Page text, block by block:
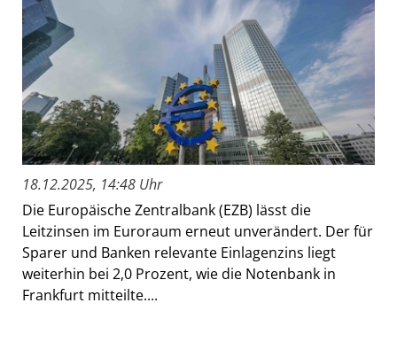
18.12.2025, 14:48 Uhr
Die Europäische Zentralbank (EZB) lässt die
Leitzinsen im Euroraum erneut unverändert. Der für
Sparer und Banken relevante Einlagenzins liegt
weiterhin bei 2,0 Prozent, wie die Notenbank in
Frankfurt mitteilte....